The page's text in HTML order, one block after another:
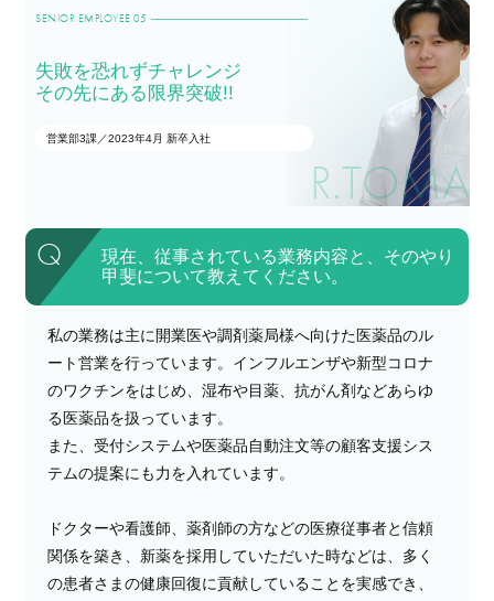
SENIOR EMPLOYEE 05
失敗を恐れずチャレンジ
その先にある限界突破!!
営業部3課／2023年4月 新卒入社
R.TOMA
現在、従事されている業務内容と、そのやり
甲斐について教えてください。
私の業務は主に開業医や調剤薬局様へ向けた医薬品のル
ート営業を行っています。インフルエンザや新型コロナ
のワクチンをはじめ、湿布や目薬、抗がん剤などあらゆ
る医薬品を扱っています。
また、受付システムや医薬品自動注文等の顧客支援シス
テムの提案にも力を入れています。
ドクターや看護師、薬剤師の方などの医療従事者と信頼
関係を築き、新薬を採用していただいた時などは、多く
の患者さまの健康回復に貢献していることを実感でき、